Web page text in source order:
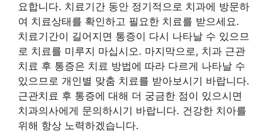
요합니다. 치료기간 동안 정기적으로 치과에 방문하
여 치료상태를 확인하고 필요한 치료를 받으세요.
치료기간이 길어지면 통증이 다시 나타날 수 있으므
로 치료를 미루지 마십시오. 마지막으로, 치과 근관
치료 후 통증은 치료 방법에 따라 다르게 나타날 수
있으므로 개인별 맞춤 치료를 받아보시기 바랍니다.
근관치료 후 통증에 대해 더 궁금한 점이 있으시면
치과의사에게 문의하시기 바랍니다. 건강한 치아를
위해 항상 노력하겠습니다.